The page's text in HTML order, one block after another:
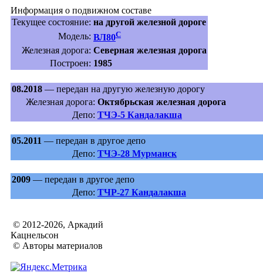
Информация о подвижном составе
Текущее состояние: на другой железной дороге
Модель: ВЛ80С
Железная дорога: Северная железная дорога
Построен: 1985
08.2018 — передан на другую железную дорогу
Железная дорога: Октябрьская железная дорога
Депо: ТЧЭ-5 Кандалакша
05.2011 — передан в другое депо
Депо: ТЧЭ-28 Мурманск
2009 — передан в другое депо
Депо: ТЧР-27 Кандалакша
© 2012-2026, Аркадий
Кацнельсон
© Авторы материалов